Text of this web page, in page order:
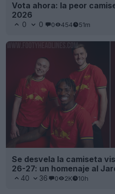
Vota ahora: la peor
2026
0 0 0 454 51m
Se desvela la camiseta
26-27: un homenaje al
40 36 0 2K 10h